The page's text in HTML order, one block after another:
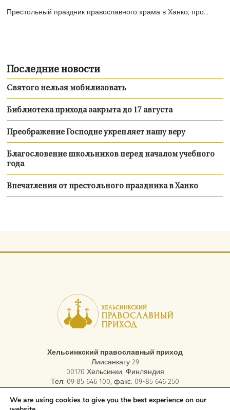
Престольный праздник православного храма в Ханко, про...
Последние новости
Святого нельзя мобилизовать
Библиотека прихода закрыта до 17 августа
Преображение Господне укрепляет нашу веру
Благословение школьников перед началом учебного
года
Впечатления от престольного праздника в Ханко
Хельсинкский православный приход
Лиисанкату 29
00170 Хельсинки, Финляндия
Тел: 09 85 646 100, факс. 09-85 646 250
электронная почта:asiakaspalvelu.helsinki@ort.fi
We are using cookies to give you the best experience on our